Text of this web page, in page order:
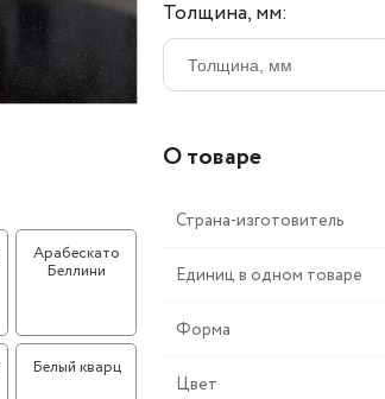
Арабескато
Беллини
Белый кварц
Толщина, мм:
О товаре
Страна-изготовитель
Единиц в одном товаре
Форма
Цвет